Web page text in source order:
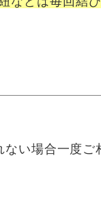
い場合一度ご